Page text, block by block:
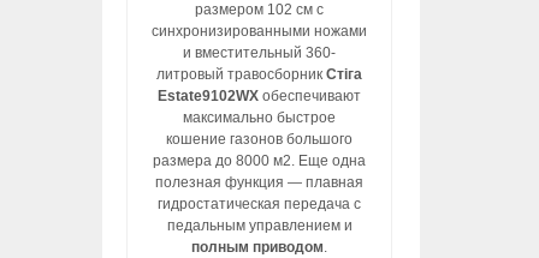
размером 102 см с
синхронизированными ножами
и вместительный 360-
литровый травосборникСтіга
Estate9102WX обеспечивают
максимально быстрое
кошение газонов большого
размера до 8000 м2. Еще одна
полезная функция — плавная
гидростатическая передача с
педальным управлением и
полным приводом.